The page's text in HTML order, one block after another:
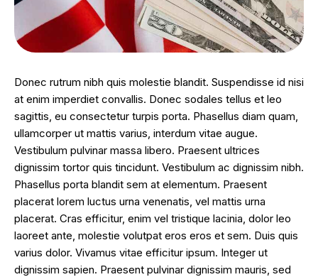
Donec rutrum nibh quis molestie blandit. Suspendisse id nisi
at enim imperdiet convallis. Donec sodales tellus et leo
sagittis, eu consectetur turpis porta. Phasellus diam quam,
ullamcorper ut mattis varius, interdum vitae augue.
Vestibulum pulvinar massa libero. Praesent ultrices
dignissim tortor quis tincidunt. Vestibulum ac dignissim nibh.
Phasellus porta blandit sem at elementum. Praesent
placerat lorem luctus urna venenatis, vel mattis urna
placerat. Cras efficitur, enim vel tristique lacinia, dolor leo
laoreet ante, molestie volutpat eros eros et sem. Duis quis
varius dolor. Vivamus vitae efficitur ipsum. Integer ut
dignissim sapien. Praesent pulvinar dignissim mauris, sed